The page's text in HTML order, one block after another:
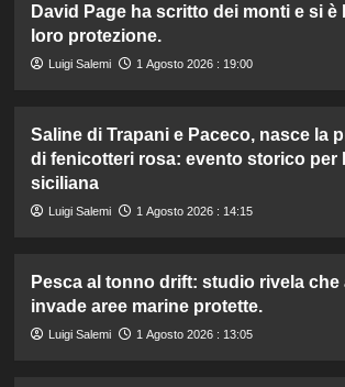
David Page ha scritto dei monti e si è
loro protezione.
Luigi Salemi 1 Agosto 2026 : 19:00
Saline di Trapani e Paceco, nasce la
di fenicotteri rosa: evento storico per
siciliana
Luigi Salemi 1 Agosto 2026 : 14:15
Pesca al tonno drift: studio rivela che
invade aree marine protette.
Luigi Salemi 1 Agosto 2026 : 13:05